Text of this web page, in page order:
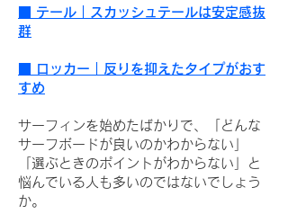
■ テール｜スカッシュテールは安定感抜
群
■ ロッカー｜反りを抑えたタイプがおす
すめ
サーフィンを始めたばかりで、「どんな
サーフボードが良いのかわからない」
「選ぶときのポイントがわからない」と
悩んでいる人も多いのではないでしょう
か。